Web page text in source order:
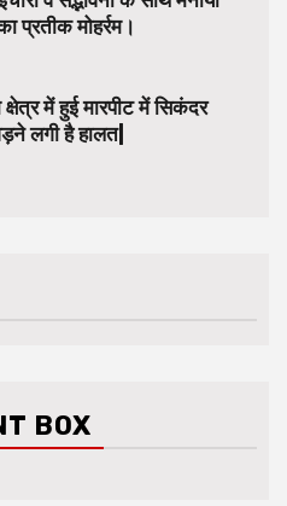
प्रतीक मोहर्रम।
क्षेत्र में हुई मारपीट में सिकंदर
लगी है हालत|
BOX